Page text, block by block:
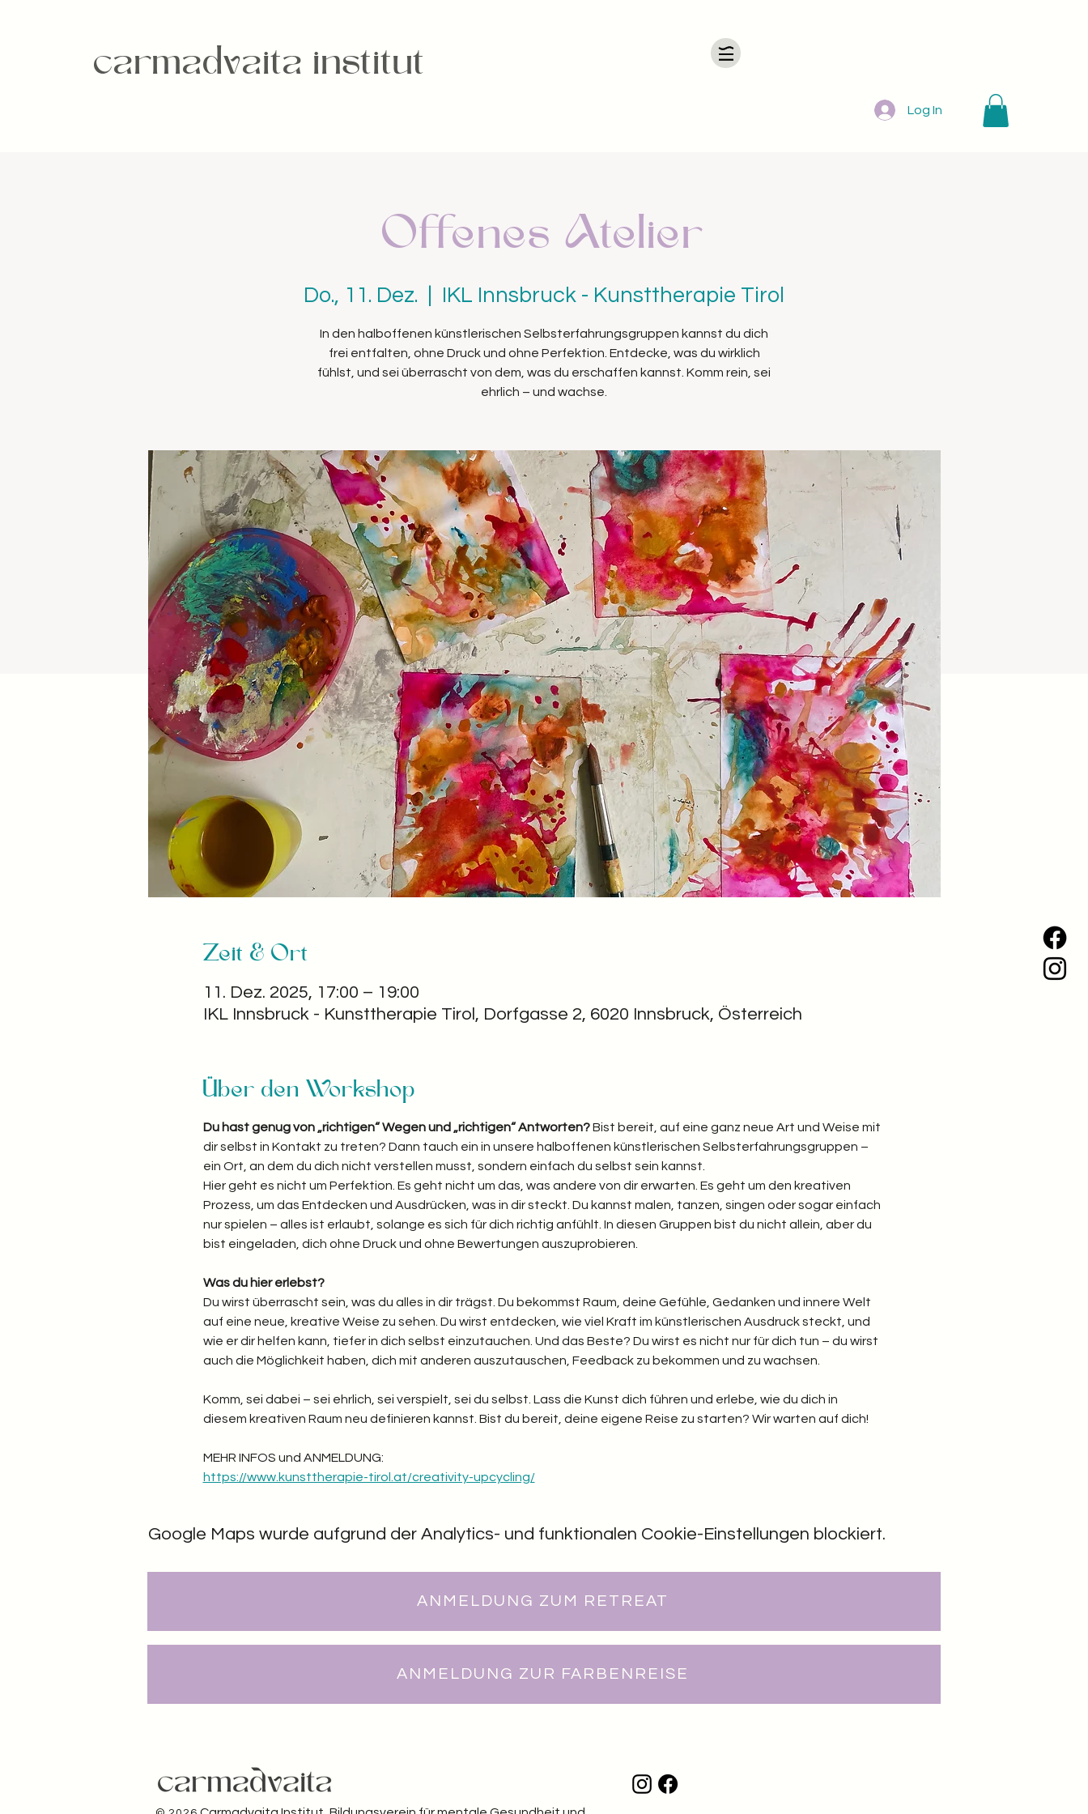
carmadvaita institut
Log In
Offenes Atelier
Do., 11. Dez. IKL Innsbruck - Kunsttherapie Tirol
In den halboffenen künstlerischen Selbsterfahrungsgruppen kannst du dich
frei entfalten, ohne Druck und ohne Perfektion. Entdecke, was du wirklich
fühlst, und sei überrascht von dem, was du erschaffen kannst. Komm rein, sei
ehrlich – und wachse.
Zeit & Ort
11. Dez. 2025, 17:00 – 19:00
IKL Innsbruck - Kunsttherapie Tirol, Dorfgasse 2, 6020 Innsbruck, Österreich
Über den Workshop
Du hast genug von „richtigen“ Wegen und „richtigen“ Antworten? Bist bereit, auf eine ganz neue Art und Weise mit
dir selbst in Kontakt zu treten? Dann tauch ein in unsere halboffenen künstlerischen Selbsterfahrungsgruppen –
ein Ort, an dem du dich nicht verstellen musst, sondern einfach du selbst sein kannst.
Hier geht es nicht um Perfektion. Es geht nicht um das, was andere von dir erwarten. Es geht um den kreativen
Prozess, um das Entdecken und Ausdrücken, was in dir steckt. Du kannst malen, tanzen, singen oder sogar einfach
nur spielen – alles ist erlaubt, solange es sich für dich richtig anfühlt. In diesen Gruppen bist du nicht allein, aber du
bist eingeladen, dich ohne Druck und ohne Bewertungen auszuprobieren.
Was du hier erlebst?
Du wirst überrascht sein, was du alles in dir trägst. Du bekommst Raum, deine Gefühle, Gedanken und innere Welt
auf eine neue, kreative Weise zu sehen. Du wirst entdecken, wie viel Kraft im künstlerischen Ausdruck steckt, und
wie er dir helfen kann, tiefer in dich selbst einzutauchen. Und das Beste? Du wirst es nicht nur für dich tun – du wirst
auch die Möglichkeit haben, dich mit anderen auszutauschen, Feedback zu bekommen und zu wachsen.
Komm, sei dabei – sei ehrlich, sei verspielt, sei du selbst. Lass die Kunst dich führen und erlebe, wie du dich in
diesem kreativen Raum neu definieren kannst. Bist du bereit, deine eigene Reise zu starten? Wir warten auf dich!
MEHR INFOS und ANMELDUNG:
https://www.kunsttherapie-tirol.at/creativity-upcycling/
Google Maps wurde aufgrund der Analytics- und funktionalen Cookie-Einstellungen blockiert.
ANMELDUNG ZUM RETREAT
ANMELDUNG ZUR FARBENREISE